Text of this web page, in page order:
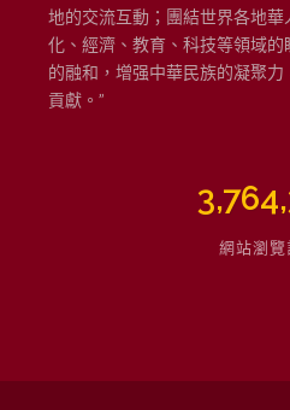
地的交流互動；團結世界各地
化、經濟、教育、科技等領域
的融和，增强中華民族的凝聚
貢獻。”
網站瀏覽